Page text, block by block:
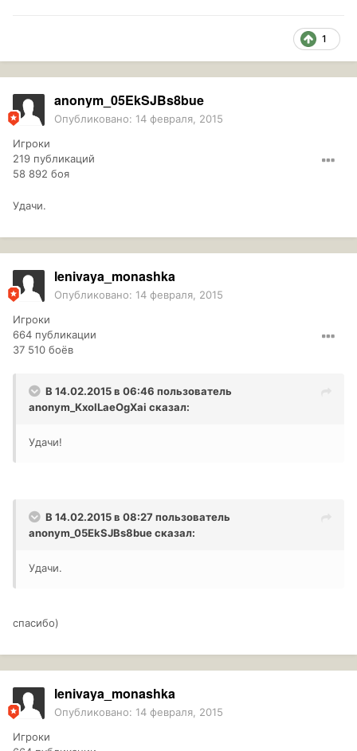
1
anonym_05EkSJBs8bue
Опубликовано: 14 февраля, 2015
Игроки
219 публикаций
58 892 боя
Удачи.
lenivaya_monashka
Опубликовано: 14 февраля, 2015
Игроки
664 публикации
37 510 боёв
В 14.02.2015 в 06:46 пользователь
anonym_KxoILaeOgXai сказал:
Удачи!
В 14.02.2015 в 08:27 пользователь
anonym_05EkSJBs8bueсказал:
Удачи.
спасибо)
lenivaya_monashka
Опубликовано: 14 февраля, 2015
Игроки